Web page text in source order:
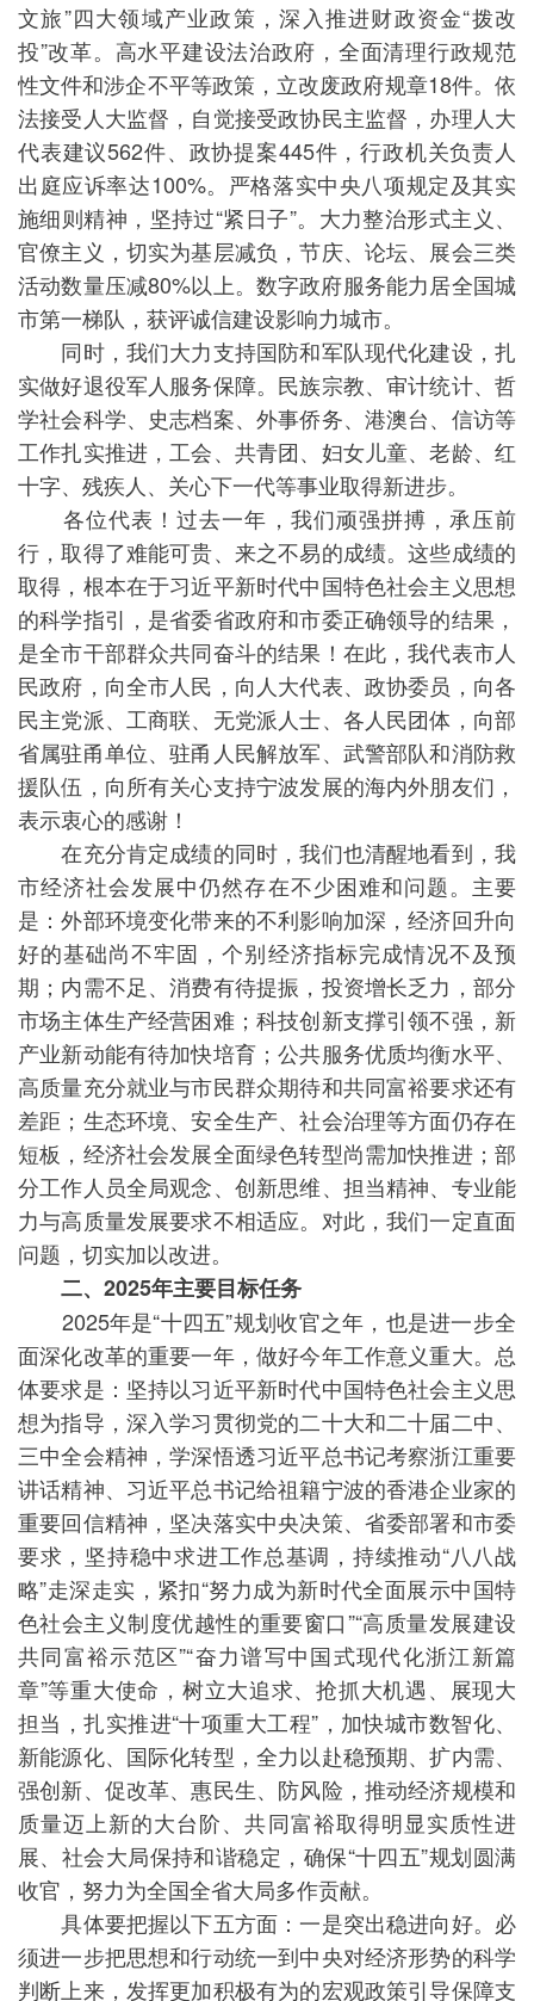
文旅”四大领域产业政策，深入推进财政资金“拨改
投”改革。高水平建设法治政府，全面清理行政规范
性文件和涉企不平等政策，立改废政府规章18件。依
法接受人大监督，自觉接受政协民主监督，办理人大
代表建议562件、政协提案445件，行政机关负责人
出庭应诉率达100%。严格落实中央八项规定及其实
施细则精神，坚持过“紧日子”。大力整治形式主义、
官僚主义，切实为基层减负，节庆、论坛、展会三类
活动数量压减80%以上。数字政府服务能力居全国城
市第一梯队，获评诚信建设影响力城市。
同时，我们大力支持国防和军队现代化建设，扎
实做好退役军人服务保障。民族宗教、审计统计、哲
学社会科学、史志档案、外事侨务、港澳台、信访等
工作扎实推进，工会、共青团、妇女儿童、老龄、红
十字、残疾人、关心下一代等事业取得新进步。
各位代表！过去一年，我们顽强拼搏，承压前
行，取得了难能可贵、来之不易的成绩。这些成绩的
取得，根本在于习近平新时代中国特色社会主义思想
的科学指引，是省委省政府和市委正确领导的结果，
是全市干部群众共同奋斗的结果！在此，我代表市人
民政府，向全市人民，向人大代表、政协委员，向各
民主党派、工商联、无党派人士、各人民团体，向部
省属驻甬单位、驻甬人民解放军、武警部队和消防救
援队伍，向所有关心支持宁波发展的海内外朋友们，
表示衷心的感谢！
在充分肯定成绩的同时，我们也清醒地看到，我
市经济社会发展中仍然存在不少困难和问题。主要
是：外部环境变化带来的不利影响加深，经济回升向
好的基础尚不牢固，个别经济指标完成情况不及预
期；内需不足、消费有待提振，投资增长乏力，部分
市场主体生产经营困难；科技创新支撑引领不强，新
产业新动能有待加快培育；公共服务优质均衡水平、
高质量充分就业与市民群众期待和共同富裕要求还有
差距；生态环境、安全生产、社会治理等方面仍存在
短板，经济社会发展全面绿色转型尚需加快推进；部
分工作人员全局观念、创新思维、担当精神、专业能
力与高质量发展要求不相适应。对此，我们一定直面
问题，切实加以改进。
二、2025年主要目标任务
2025年是“十四五”规划收官之年，也是进一步全
面深化改革的重要一年，做好今年工作意义重大。总
体要求是：坚持以习近平新时代中国特色社会主义思
想为指导，深入学习贯彻党的二十大和二十届二中、
三中全会精神，学深悟透习近平总书记考察浙江重要
讲话精神、习近平总书记给祖籍宁波的香港企业家的
重要回信精神，坚决落实中央决策、省委部署和市委
要求，坚持稳中求进工作总基调，持续推动“八八战
略”走深走实，紧扣“努力成为新时代全面展示中国特
色社会主义制度优越性的重要窗口”“高质量发展建设
共同富裕示范区”“奋力谱写中国式现代化浙江新篇
章”等重大使命，树立大追求、抢抓大机遇、展现大
担当，扎实推进“十项重大工程”，加快城市数智化、
新能源化、国际化转型，全力以赴稳预期、扩内需、
强创新、促改革、惠民生、防风险，推动经济规模和
质量迈上新的大台阶、共同富裕取得明显实质性进
展、社会大局保持和谐稳定，确保“十四五”规划圆满
收官，努力为全国全省大局多作贡献。
具体要把握以下五方面：一是突出稳进向好。必
须进一步把思想和行动统一到中央对经济形势的科学
判断上来，发挥更加积极有为的宏观政策引导保障支